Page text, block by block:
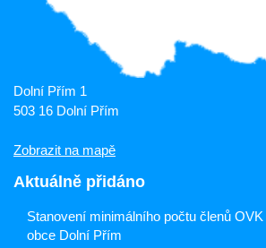
Dolní Přím 1
503 16 Dolní Přím
Zobrazit na mapě
Aktuálně přidáno
Stanovení minimálního počtu členů
obce Dolní Přím